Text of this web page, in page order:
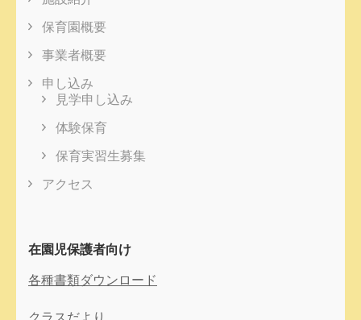
保育園概要
事業者概要
申し込み
見学申し込み
体験保育
保育実習生募集
アクセス
在園児保護者向け
各種書類ダウンロード
クラスだより